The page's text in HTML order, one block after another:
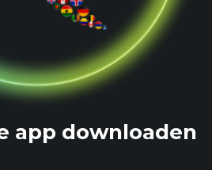
app downloaden